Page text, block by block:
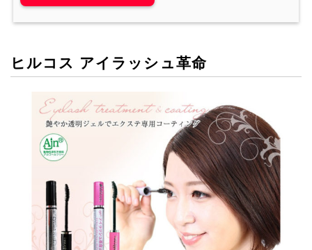
ヒルコス アイラッシュ革命